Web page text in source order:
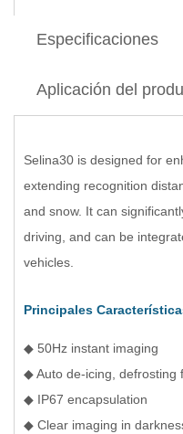
Especificaciones
Aplicación del
Selina30 is designed for
extending recognition
and snow. It can
driving, and can be
vehicles.
Principales
◆ 50Hz instant imaging
◆ Auto de-icing, defrosting
◆ IP67 encapsulation
◆ Clear imaging in